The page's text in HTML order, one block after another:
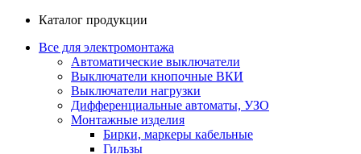
Каталог продукции
Все для электромонтажа
Автоматические выключатели
Выключатели кнопочные ВКИ
Выключатели нагрузки
Дифференциальные автоматы, УЗО
Монтажные изделия
Бирки, маркеры кабельные
Гильзы